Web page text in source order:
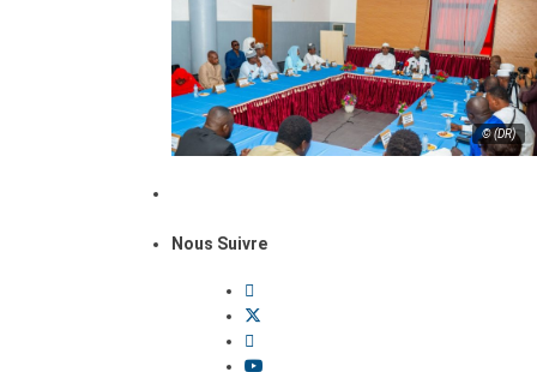
© (DR)
Nous Suivre